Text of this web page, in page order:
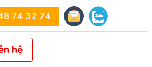
74 32 74
hệ